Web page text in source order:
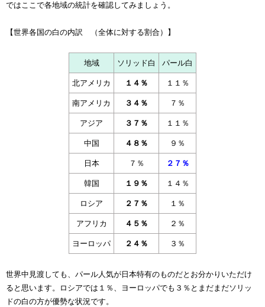
ではここで各地域の統計を確認してみましょう。
【世界各国の白の内訳 （全体に対する割合）】
地域 ソリッド白 パール白
北アメリカ １４％ １１％
南アメリカ ３４％ ７％
アジア ３７％ １１％
中国 ４８％ ９％
日本 ７％ ２７％
韓国 １９％ １４％
ロシア ２７％ １％
アフリカ ４５％ ２％
ヨーロッパ ２４％ ３％
世界中見渡しても、パール人気が日本特有のものだとお分かりいただけ
ると思います。ロシアでは１％、ヨーロッパでも３％とまだまだソリッ
ドの白の方が優勢な状況です。